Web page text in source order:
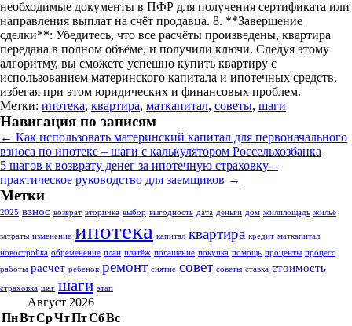
необходимые документы в ПФР для получения сертификата или
направления выплат на счёт продавца. 8. **Завершение
сделки**: Убедитесь, что все расчёты произведены, квартира
передана в полном объёме, и получили ключи. Следуя этому
алгоритму, вы сможете успешно купить квартиру с
использованием материнского капитала и ипотечных средств,
избегая при этом юридических и финансовых проблем.
Метки: ипотека, квартира, маткапитал, советы, шаги
Навигация по записям
← Как использовать материнский капитал для первоначального
взноса по ипотеке – шаги с калькулятором Россельхозбанка
5 шагов к возврату денег за ипотечную страховку –
практическое руководство для заемщиков →
Метки
2025 взнос возврат вторичка выбор выгодность дата деньги дом жилплощадь жильё
затраты изменение ипотека капитал квартира кредит маткапитал
новостройка обременение план платёж погашение покупка помощь проценты процесс
работы расчет ребенок ремонт снятие совет советы ставка стоимость
страховка шаг шаги этап
Август 2026
ПнВтСрЧтПтСбВс